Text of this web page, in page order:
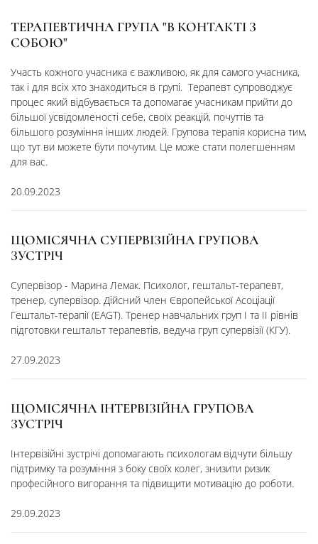
ТЕРАПЕВТИЧНА ГРУПА "В КОНТАКТІ З
СОБОЮ"
Участь кожного учасника є важливою, як для самого учасника,
так і для всіх хто знаходиться в групі. Терапевт супроводжує
процес який відбувається та допомагає учасникам прийти до
більшої усвідомленості себе, своїх реакцій, почуттів та
більшого розуміння інших людей. Групова терапія корисна тим,
що тут ви можете бути почутим. Це може стати полегшенням
для вас.
20.09.2023
ЩОМІСЯЧНА СУПЕРВІЗІЙНА ГРУПОВА
ЗУСТРІЧ
Супервізор - Марина Лемак. Психолог, гештальт-терапевт,
тренер, супервізор. ​Дійсний член Європейської Асоціації
Гештальт-терапії (EAGT). Тренер навчальних груп I та II рівнів
підготовки гештальт терапевтів, ведуча груп супервізії (КГУ).
27.09.2023
ЩОМІСЯЧНА ІНТЕРВІЗІЙНА ГРУПОВА
ЗУСТРІЧ
Інтервізійні зустрічі допомагають психологам відчути більшу
підтримку та розуміння з боку своїх колег, знизити ризик
професійного вигорання та підвищити мотивацію до роботи.
29.09.2023